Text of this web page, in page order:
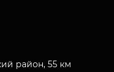
район, 55 км